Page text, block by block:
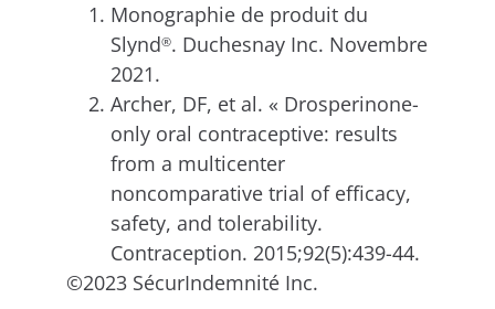
Monographie de produit du
Slynd®. Duchesnay Inc. Novembre
2021.
Archer, DF, et al. « Drosperinone-
only oral contraceptive: results
from a multicenter
noncomparative trial of efficacy,
safety, and tolerability.
Contraception. 2015;92(5):439-44.
©2023 SécurIndemnité Inc.